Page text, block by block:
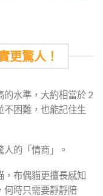
更驚人！
水準，大約相當於 2
不困難，也能記住生
的「情商」。
，布偶貓更擅長感知
何時只需要靜靜陪